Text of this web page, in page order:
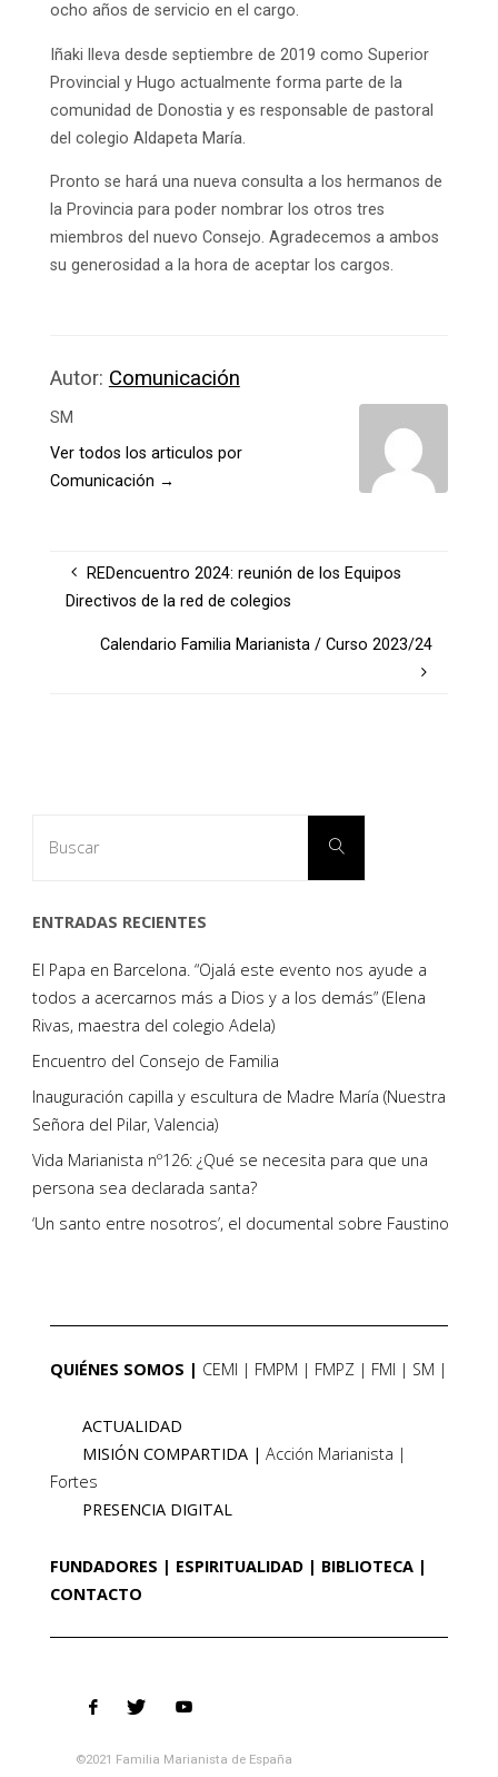
ocho años de servicio en el cargo.
Iñaki lleva desde septiembre de 2019 como Superior
Provincial y Hugo actualmente forma parte de la
comunidad de Donostia y es responsable de pastoral
del colegio Aldapeta María.
Pronto se hará una nueva consulta a los hermanos de
la Provincia para poder nombrar los otros tres
miembros del nuevo Consejo. Agradecemos a ambos
su generosidad a la hora de aceptar los cargos.
Autor: Comunicación
SM
Ver todos los articulos por
Comunicación →
REDencuentro 2024: reunión de los Equipos
Directivos de la red de colegios
Calendario Familia Marianista / Curso 2023/24
Buscar
ENTRADAS RECIENTES
El Papa en Barcelona. “Ojalá este evento nos ayude a
todos a acercarnos más a Dios y a los demás” (Elena
Rivas, maestra del colegio Adela)
Encuentro del Consejo de Familia
Inauguración capilla y escultura de Madre María (Nuestra
Señora del Pilar, Valencia)
Vida Marianista nº126: ¿Qué se necesita para que una
persona sea declarada santa?
‘Un santo entre nosotros’, el documental sobre Faustino
QUIÉNES SOMOS CEMI FMPM FMPZ FMI SM
ACTUALIDAD
MISIÓN COMPARTIDA
Acción Marianista
Fortes
PRESENCIA DIGITAL
FUNDADORES ESPIRITUALIDAD
BIBLIOTECA
CONTACTO
©2021 Familia Marianista de España